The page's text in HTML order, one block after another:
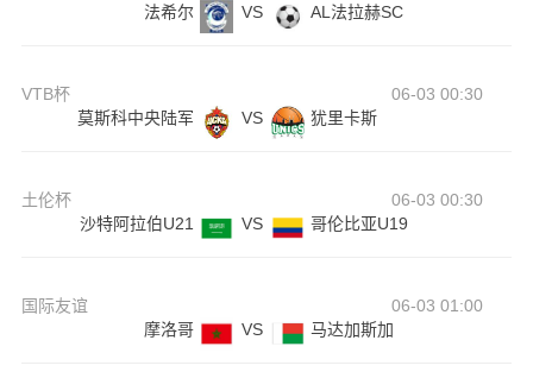
法希尔
VS AL法拉赫SC
VTB杯
06-03 00:30
莫斯科中央陆军
VS 犹里卡斯
土伦杯
06-03 00:30
沙特阿拉伯U21
VS 哥伦比亚U19
国际友谊
06-03 01:00
摩洛哥
VS 马达加斯加